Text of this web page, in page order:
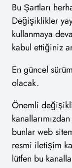
Bu Şartları
Değişiklikler
kullanmaya
kabul ettiğiniz
En güncel
olacak.
Önemli
bunlar web
resmi iletişim
lütfen bu